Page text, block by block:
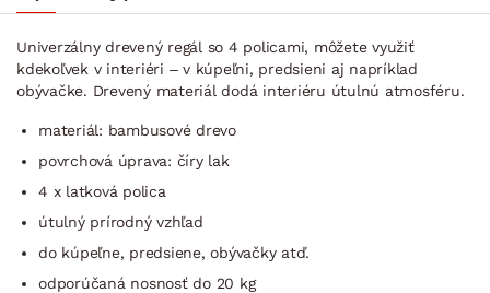
Univerzálny drevený regál so 4 policami, môžete využiť
kdekoľvek v interiéri – v kúpeľni, predsieni aj napríklad
obývačke. Drevený materiál dodá interiéru útulnú atmosféru.
materiál: bambusové drevo
povrchová úprava: číry lak
4 x latková polica
útulný prírodný vzhľad
do kúpeľne, predsiene, obývačky atď.
odporúčaná nosnosť do 20 kg